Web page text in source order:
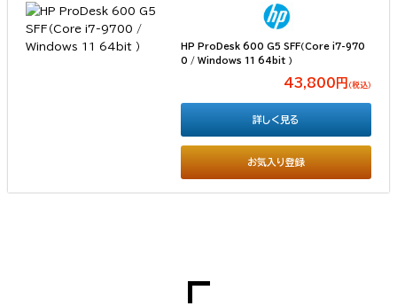
HP ProDesk 600 G5 SFF（Core i7-970
0 / Windows 11 64bit ）
43,800円 （税込）
お気入り登録
詳しく見る